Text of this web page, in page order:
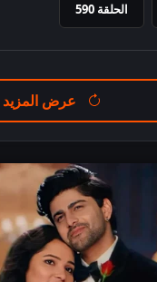
الحلقة 590
عرض المزيد